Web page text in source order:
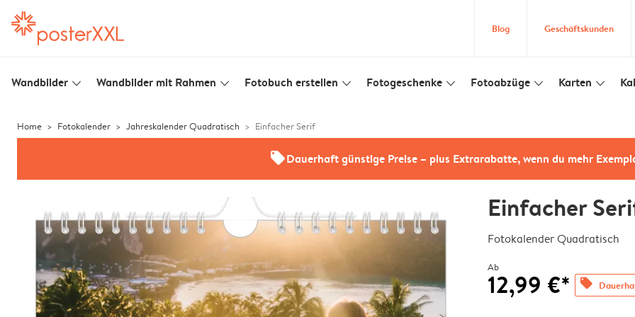
Blog Geschäftskunden
Wandbilder slim_arrow_down Wandbilder mit Rahmen slim_arrow_down Fotobuch erstellen slim_arrow_down Fotogeschenke slim_arrow_down Fotoabzüge slim_arrow_down Karten slim_arrow_down
Home Fotokalender Jahreskalender Quadratisch Einfacher Serif
offersDauerhaft günstige Preise – plus Extrarabatte, wenn du mehr
Einfacher
Fotokalender Quadratisch
Ab
12,99 €* offers